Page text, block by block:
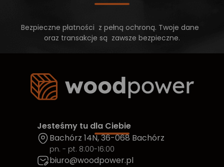
Bezpieczne płatności z pełną ochroną. Twoje dane
oraz transakcje są zawsze bezpieczne.
Jesteśmy tu dla Ciebie
Bachórz 14N, 36-068 Bachórz
pn. - pt. 8:00-16:00
biuro@woodpower.pl